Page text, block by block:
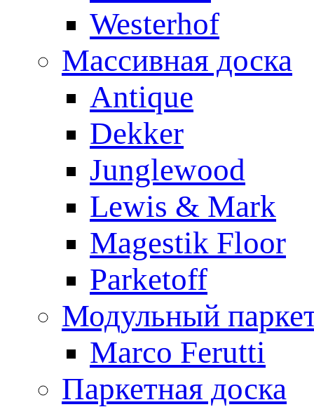
Westerhof
Массивная доска
Antique
Dekker
Junglewood
Lewis & Mark
Magestik Floor
Parketoff
Модульный
Marco Ferutti
Паркетная доска